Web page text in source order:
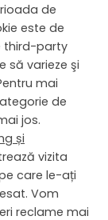
de
este de
third-party
să varieze şi
mai
de
jos.
și
vizita
care le-ați
Vom
reclame mai